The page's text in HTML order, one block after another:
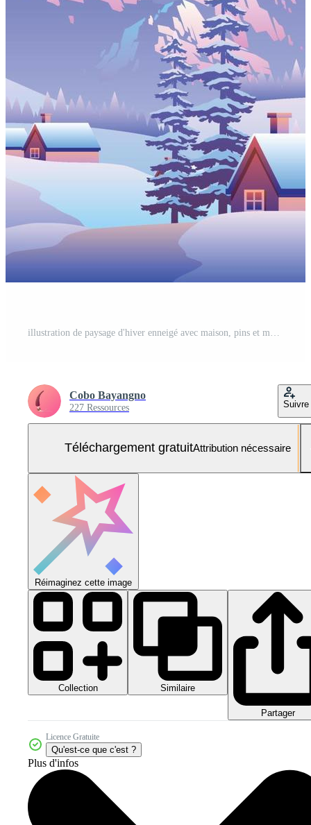
Cobo Bayangno
227 Ressources Suivre
Téléchargement gratuitAttribution nécessaire
Réimaginez cette image
Collection Similaire
Partager
Licence Gratuite
Qu'est-ce que c'est ?
Plus d'infos